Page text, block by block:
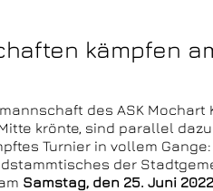
kämpfen
des ASK
krönte, sind parallel
Turnier in vollem
der
Samstag, den 25. Juni 2022